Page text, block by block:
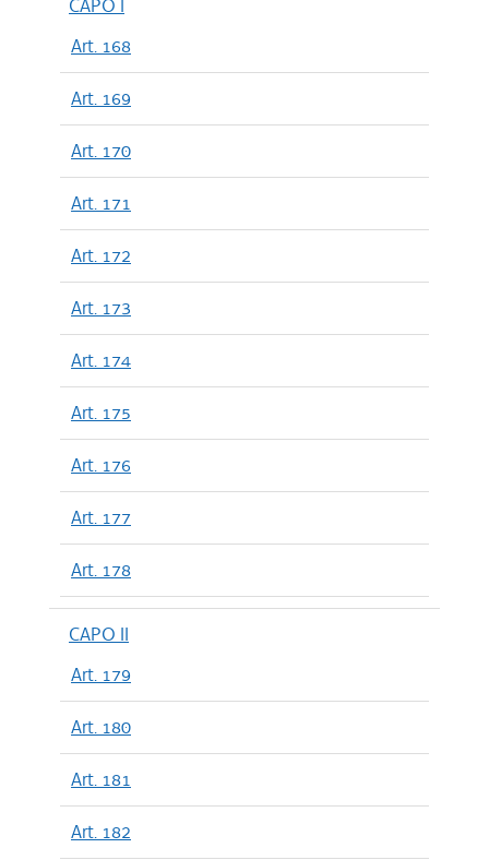
CAPO I
Art. 168
Art. 169
Art. 170
Art. 171
Art. 172
Art. 173
Art. 174
Art. 175
Art. 176
Art. 177
Art. 178
CAPO II
Art. 179
Art. 180
Art. 181
Art. 182